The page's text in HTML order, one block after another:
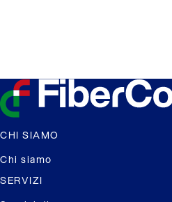
CHI SIAMO
Chi siamo
SERVIZI